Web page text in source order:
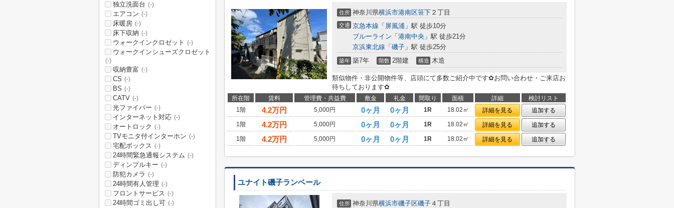
住所 神奈川県横浜市港南区笹下 ２丁目
交通 京急本線 「 屏風浦 」駅 徒歩10分
ブルーライン 「 港南中央 」駅 徒歩21分
京浜東北線 「 磯子 」駅 徒歩25分
築年 築7年 階数 2階建 構造 木造
類似物件・非公開物件等、店頭にて多数ご紹介中です✿お問い合わせ・ご来店お
待ちしております✿
所在階 賃料 管理費・共益費 敷金 礼金 間取り 面積 詳細
検討リスト
1階
4.2万円 5,000円 0ヶ月 0ヶ月 1R 18.02㎡ 詳細を見る
追加する
1階
4.2万円 5,000円 0ヶ月 0ヶ月 1R 18.02㎡ 詳細を見る
追加する
1階
4.2万円 5,000円 0ヶ月 0ヶ月 1R 18.02㎡ 詳細を見る 追加する
ユナイト磯子ランベール
住所 神奈川県横浜市磯子区磯子 ４丁目
独立洗面台 (-)
エアコン (-)
床暖房 (-)
床下収納 (-)
ウォークインクロゼット (-)
ウォークインシューズクロゼット
(-)
収納豊富 (-)
CS (-)
BS (-)
CATV (-)
光ファイバー (-)
インターネット対応 (-)
オートロック (-)
TVモニタ付インターホン (-)
宅配ボックス (-)
24時間緊急通報システム (-)
ディンプルキー (-)
防犯カメラ (-)
24時間有人管理 (-)
フロントサービス (-)
24時間ゴミ出し可 (-)